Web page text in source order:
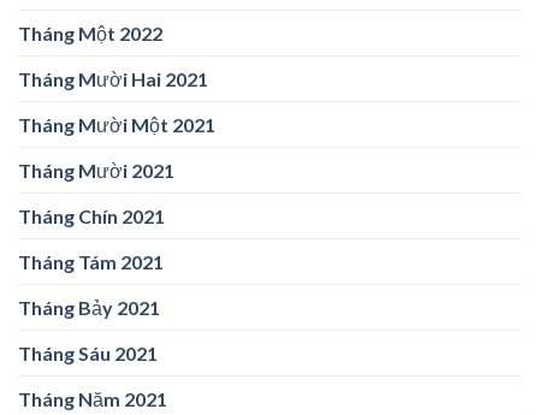
Tháng Một 2022
Tháng Mười Hai 2021
Tháng Mười Một 2021
Tháng Mười 2021
Tháng Chín 2021
Tháng Tám 2021
Tháng Bảy 2021
Tháng Sáu 2021
Tháng Năm 2021